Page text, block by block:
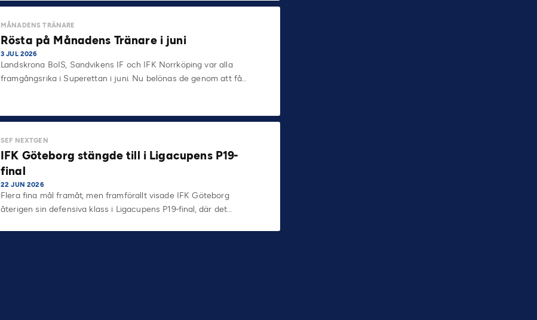
MÅNADENS TRÄNARE
Rösta på Månadens Tränare i juni
3 JUL 2026
Landskrona BoIS, Sandvikens IF och IFK Norrköping var alla
framgångsrika i Superettan i juni. Nu belönas de genom att få…
SEF NEXTGEN
IFK Göteborg stängde till i Ligacupens P19-
final
22 JUN 2026
Flera fina mål framåt, men framförallt visade IFK Göteborg
återigen sin defensiva klass i Ligacupens P19-final, där det…